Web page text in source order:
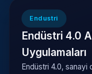
Endustri
Endüstri 4.0
Uygulamaları
Endüstri 4.0, sanayi